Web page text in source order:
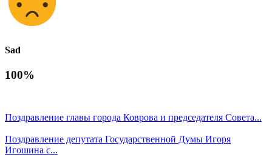
Sad
100%
Поздравление главы города Коврова и председателя Совета...
Поздравление депутата Государственной Думы Игоря
Игошина с...